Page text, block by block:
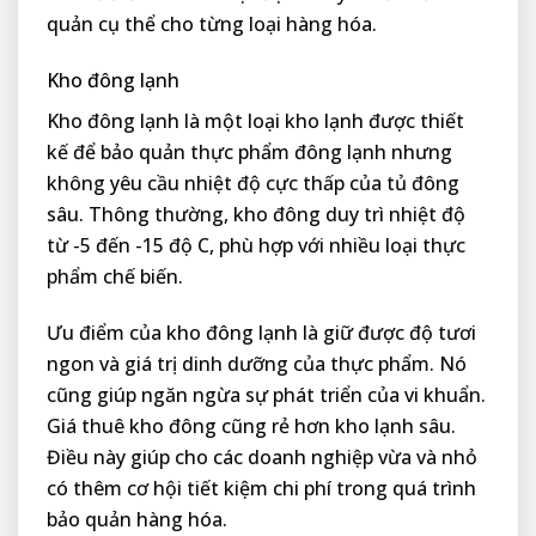
quản cụ thể cho từng loại hàng hóa.
Kho đông lạnh
Kho đông lạnh là một loại kho lạnh được thiết
kế để bảo quản thực phẩm đông lạnh nhưng
không yêu cầu nhiệt độ cực thấp của tủ đông
sâu. Thông thường, kho đông duy trì nhiệt độ
từ -5 đến -15 độ C, phù hợp với nhiều loại thực
phẩm chế biến.
Ưu điểm của kho đông lạnh là giữ được độ tươi
ngon và giá trị dinh dưỡng của thực phẩm. Nó
cũng giúp ngăn ngừa sự phát triển của vi khuẩn.
Giá thuê kho đông cũng rẻ hơn kho lạnh sâu.
Điều này giúp cho các doanh nghiệp vừa và nhỏ
có thêm cơ hội tiết kiệm chi phí trong quá trình
bảo quản hàng hóa.